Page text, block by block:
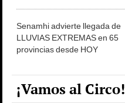
Senamhi advierte llegada de
LLUVIAS EXTREMAS en 65
provincias desde HOY
¡Vamos al Circo!